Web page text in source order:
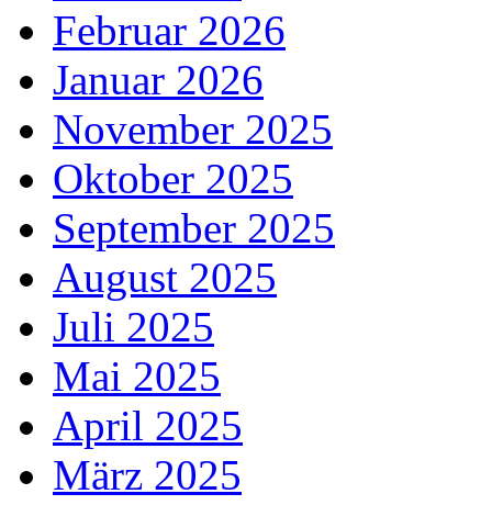
Februar 2026
Januar 2026
November 2025
Oktober 2025
September 2025
August 2025
Juli 2025
Mai 2025
April 2025
März 2025